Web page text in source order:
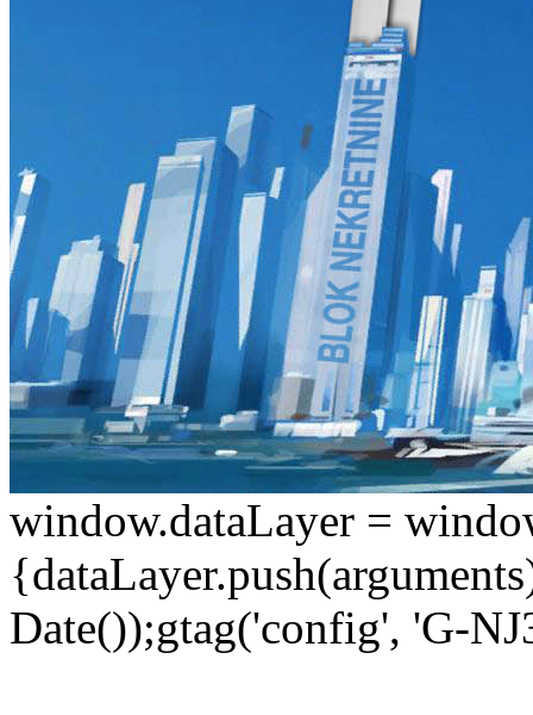
window.dataLayer =
Date());gtag('config', 'G-